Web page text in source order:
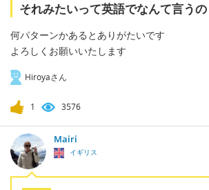
それみたいって英語でなんて言うの
何パターンかあるとありがたいです
よろしくお願いいたします
Hiroyaさん
1 3576
Mairi
イギリス